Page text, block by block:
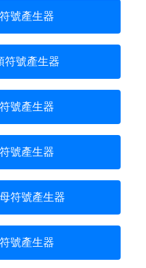
號產生器
符號產生器
號產生器
號產生器
符號產生器
號產生器